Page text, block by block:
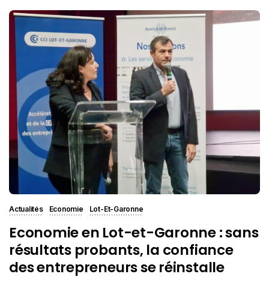
Actualités Economie Lot-Et-Garonne
Economie en Lot-et-Garonne : sans
résultats probants, la confiance
des entrepreneurs se réinstalle